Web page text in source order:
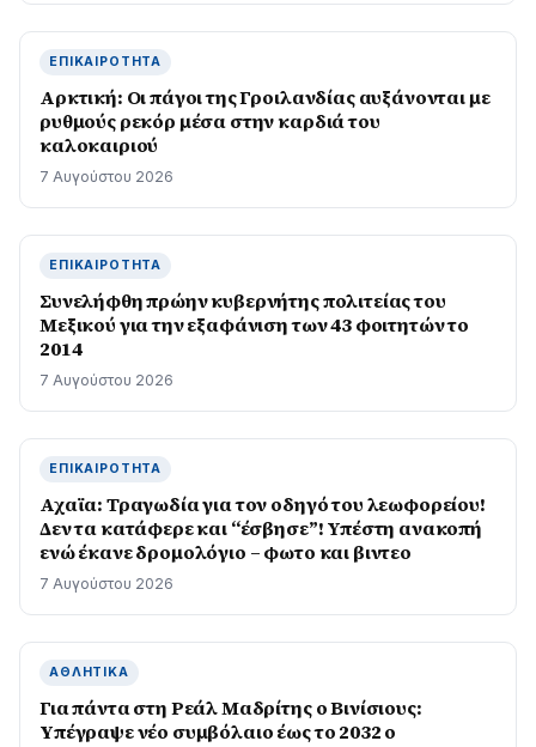
ΕΠΙΚΑΙΡΌΤΗΤΑ
Αρκτική: Οι πάγοι της Γροιλανδίας αυξάνονται με
ρυθμούς ρεκόρ μέσα στην καρδιά του
καλοκαιριού
7 Αυγούστου 2026
ΕΠΙΚΑΙΡΌΤΗΤΑ
Συνελήφθη πρώην κυβερνήτης πολιτείας του
Μεξικού για την εξαφάνιση των 43 φοιτητών το
2014
7 Αυγούστου 2026
ΕΠΙΚΑΙΡΌΤΗΤΑ
Αχαϊα: Τραγωδία για τον οδηγό του λεωφορείου!
Δεν τα κατάφερε και “έσβησε”! Υπέστη ανακοπή
ενώ έκανε δρομολόγιο – φωτο και βιντεο
7 Αυγούστου 2026
ΑΘΛΗΤΙΚΆ
Για πάντα στη Ρεάλ Μαδρίτης ο Βινίσιους:
Yπέγραψε νέο συμβόλαιο έως το 2032 ο